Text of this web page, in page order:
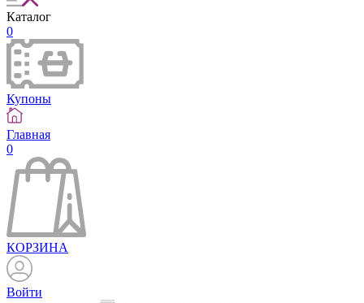
Каталог
0
Купоны
Главная
0
КОРЗИНА
Войти